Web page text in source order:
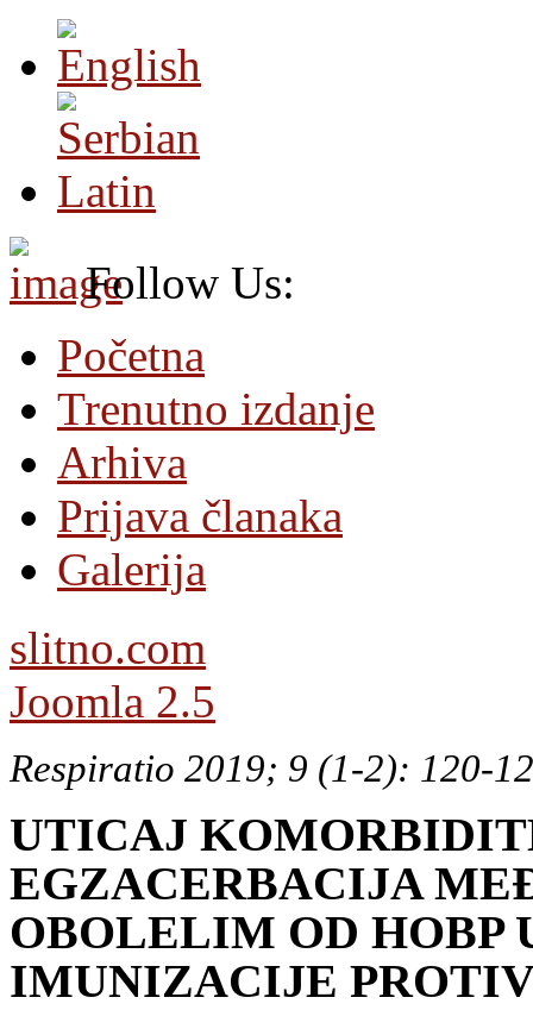
Follow Us:
Početna
Trenutno izdanje
Arhiva
Prijava članaka
Galerija
slitno.com
Joomla 2.5
Respiratio 2019; 9 (1-2): 120-
UTICAJ
EGZACERBACIJA
OBOLELIM OD HOBP
IMUNIZACIJE